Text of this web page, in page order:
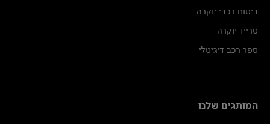
ביטוח רכבי יוקרה
טרייד יוקרה
ספר רכב דיגיטלי
המותגים שלנו